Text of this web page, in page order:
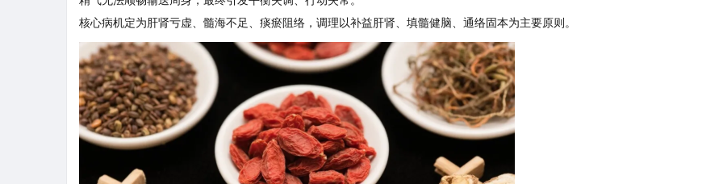
核心病机定为肝肾亏虚、髓海不足、痰瘀阻络，调理以补益肝肾、填髓健脑、通络固本为主要原则。